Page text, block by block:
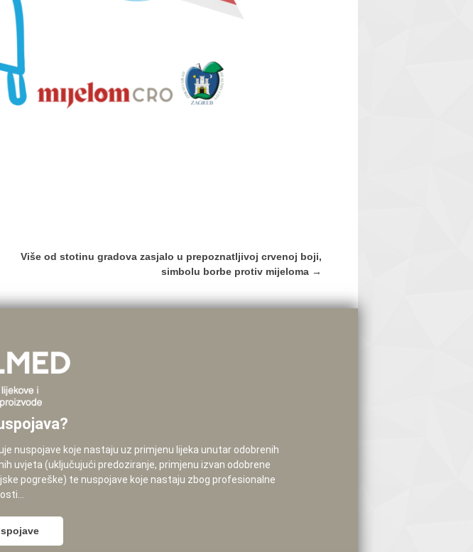
Više od stotinu gradova zasjalo u prepoznatljivoj crvenoj boji,
simbolu borbe protiv mijeloma →
nuspojave koje nastaju uz primjenu lijeka unutar odobrenih
uvjeta (uključujući predoziranje, primjenu izvan odobrene
pogreške) te nuspojave koje nastaju zbog profesionalne